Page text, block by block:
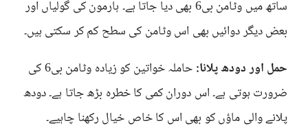
ساتھ میں وٹامن بی6 بھی دیا جاتا ہے۔ ہارمون کی گولیاں اور
بعض دیگر دوائیں بھی اس وٹامن کی سطح کم کر سکتی ہیں۔
حمل اور دودھ پلانا:
حاملہ خواتین کو زیادہ وٹامن بی6 کی
ضرورت ہوتی ہے۔ اس دوران کمی کا خطرہ بڑھ جاتا ہے۔ دودھ
پلانے والی ماؤں کو بھی اس کا خاص خیال رکھنا چاہیے۔